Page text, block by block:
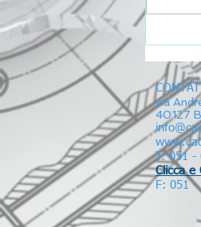
via
40127
T: 051 -
Clicca e
F: 051 -